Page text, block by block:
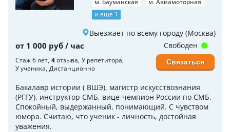
м. Бауманская
м. Авиамоторная
и еще 1
Выезжает по всему городу (Москва)
от 1 000 руб / час
Стаж 6 лет 4отзыва У репетитора
У ученика Дистанционно
Бакалавр истории ( ВШЭ), магистр искусствознания
(РГГУ), инструктор СМБ, вице-чемпион России по СМБ.
Спокойный, выдержанный, понимающий. С чувством
юмора. Считаю, что ученик - личность, достойная
уважения.
Свободен
Связаться